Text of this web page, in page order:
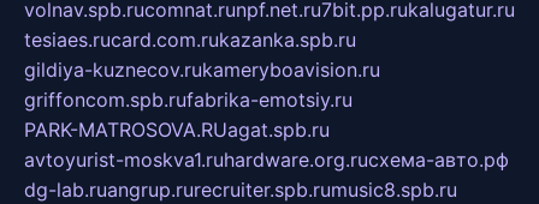
volnav.spb.rucomnat.runpf.net.ru7bit.pp.rukalugatur.ru
tesiaes.rucard.com.rukazanka.spb.ru
gildiya-kuznecov.rukameryboavision.ru
griffoncom.spb.rufabrika-emotsiy.ru
PARK-MATROSOVA.RUagat.spb.ru
avtoyurist-moskva1.ruhardware.org.ruсхема-авто.рф
dg-lab.ruangrup.rurecruiter.spb.rumusic8.spb.ru